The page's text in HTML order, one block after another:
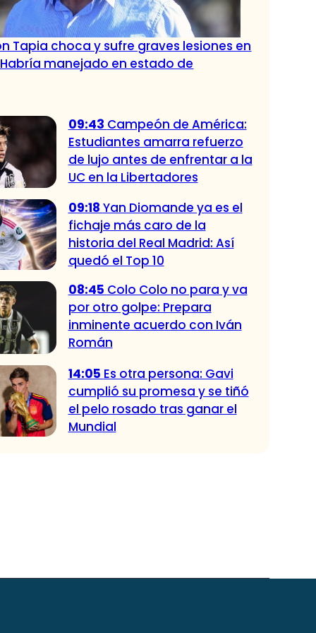
Tapia choca y sufre graves lesiones en
Habría manejado en estado de
09:43 Campeón de América:
Estudiantes amarra refuerzo
de lujo antes de enfrentar a la
UC en la Libertadores
09:18 Yan Diomande ya es el
fichaje más caro de la
historia del Real Madrid: Así
quedó el Top 10
08:45 Colo Colo no para y va
por otro golpe: Prepara
inminente acuerdo con Iván
Román
14:05 Es otra persona: Gavi
cumplió su promesa y se tiñó
el pelo rosado tras ganar el
Mundial